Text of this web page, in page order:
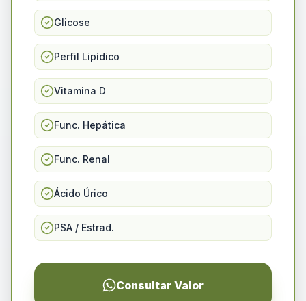
Glicose
Perfil Lipídico
Vitamina D
Func. Hepática
Func. Renal
Ácido Úrico
PSA / Estrad.
Consultar Valor